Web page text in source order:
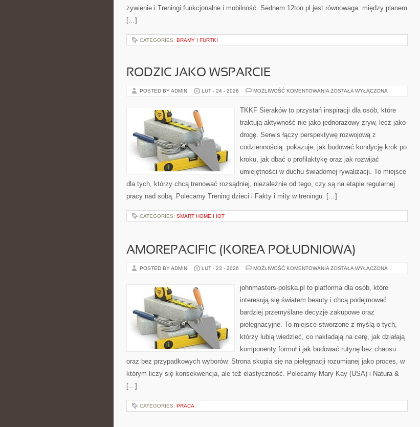
żywienie i Treningi funkcjonalne i mobilność. Sednem 12ton.pl jest równowaga: między planem
[…]
CATEGORIES: BRAMY I FURTKI
RODZIC JAKO WSPARCIE
POSTED BY ADMIN LUT - 24 - 2026 MOŻLIWOŚĆ KOMENTOWANIA RODZIC
ZOSTAŁA WYŁĄCZONA
TKKF Sieraków to przystań inspiracji dla osób, które
traktują aktywność nie jako jednorazowy zryw, lecz jako
drogę. Serwis łączy perspektywę rozwojową z
codziennością: pokazuje, jak budować kondycję krok po
kroku, jak dbać o profilaktykę oraz jak rozwijać
umiejętności w duchu świadomej rywalizacji. To miejsce
dla tych, którzy chcą trenować rozsądniej, niezależnie od tego, czy są na etapie regularnej
pracy nad sobą. Polecamy Trening dzieci i Fakty i mity w treningu. […]
CATEGORIES: SMART HOME I IOT
AMOREPACIFIC (KOREA POŁUDNIOWA)
POSTED BY ADMIN LUT - 23 - 2026 MOŻLIWOŚĆ KOMENTOWANIA AMOREPACIFIC
ZOSTAŁA WYŁĄCZONA
johnmasters-polska.pl to platforma dla osób, które
interesują się światem beauty i chcą podejmować
bardziej przemyślane decyzje zakupowe oraz
pielęgnacyjne. To miejsce stworzone z myślą o tych,
którzy lubią wiedzieć, co nakładają na cerę, jak działają
komponenty formuł i jak budować rutynę bez chaosu
oraz bez przypadkowych wyborów. Strona skupia się na pielęgnacji rozumianej jako proces, w
którym liczy się konsekwencja, ale też elastyczność. Polecamy Mary Kay (USA) i Natura &
[…]
CATEGORIES: PRACA